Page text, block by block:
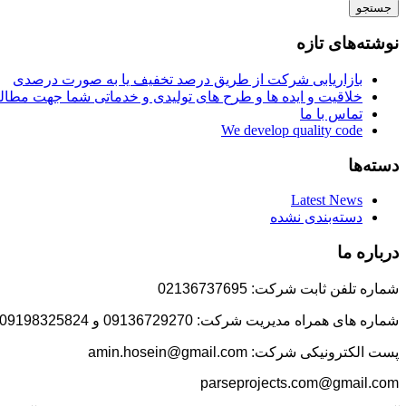
جستجو
نوشته‌های تازه
بازاریابی شرکت از طریق درصد تخفیف یا به صورت درصدی
خلاقیت و ایده ها و طرح های تولیدی و خدماتی شما جهت
تماس با ما
We develop quality code
دسته‌ها
Latest News
دسته‌بندی نشده
درباره ما
شماره تلفن ثابت شرکت: 02136737695
شماره های همراه مدیریت شرکت: 09136729270 و 09198325824
پست الکترونیکی شرکت: amin.hosein@gmail.com
parseprojects.com@gmail.com